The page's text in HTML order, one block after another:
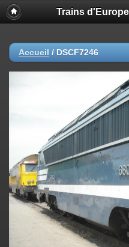
Trains
Accueil / DSCF7246